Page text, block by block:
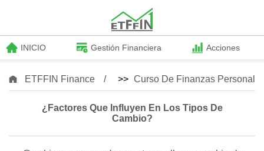
INICIO Gestión Financiera Acciones
ETFFIN Finance >> Curso De Finanzas
¿Factores Que Influyen En Los Tipos De
Cambio?